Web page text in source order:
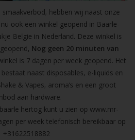
hebben wij naast onze
ook een winkel geopend in Baarle-
Belgie in Nederland. Deze winkel is
Nog geen 20 minuten van
is 7 dagen per week geopend. Het
naast disposables, e-liquids en
& Vapes, aroma’s en een groot
aan hardware.
hertog kunt u zien op www.mr-
per week telefonisch bereikbaar op
+31622518882